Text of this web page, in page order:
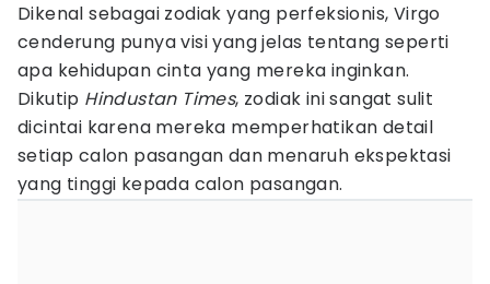
Dikenal sebagai zodiak yang perfeksionis, Virgo
cenderung punya visi yang jelas tentang seperti
apa kehidupan cinta yang mereka inginkan.
Dikutip Hindustan Times, zodiak ini sangat sulit
dicintai karena mereka memperhatikan detail
setiap calon pasangan dan menaruh ekspektasi
yang tinggi kepada calon pasangan.